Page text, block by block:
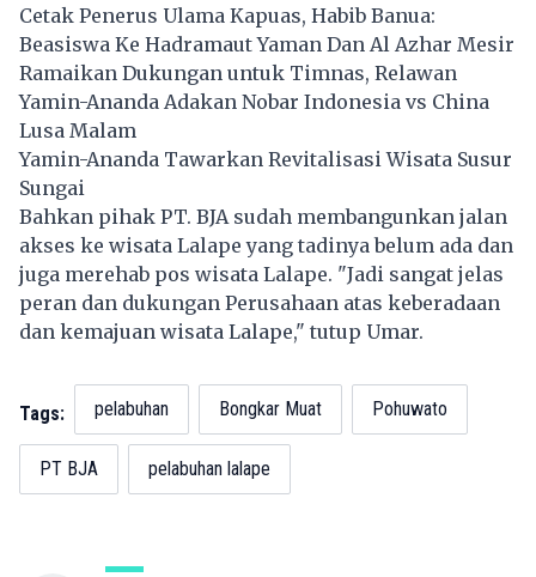
Cetak Penerus Ulama Kapuas, Habib Banua:
Beasiswa Ke Hadramaut Yaman Dan Al Azhar Mesir
Ramaikan Dukungan untuk Timnas, Relawan
Yamin-Ananda Adakan Nobar Indonesia vs China
Lusa Malam
Yamin-Ananda Tawarkan Revitalisasi Wisata Susur
Sungai
Bahkan pihak PT. BJA sudah membangunkan jalan
akses ke wisata Lalape yang tadinya belum ada dan
juga merehab pos wisata Lalape. "Jadi sangat jelas
peran dan dukungan Perusahaan atas keberadaan
dan kemajuan wisata Lalape," tutup Umar.
Tags: pelabuhan Bongkar Muat Pohuwato
PT BJA pelabuhan lalape